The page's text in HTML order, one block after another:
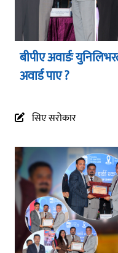
बीपीए अवार्डः
अवार्ड पाए ?
सिए सरोकार